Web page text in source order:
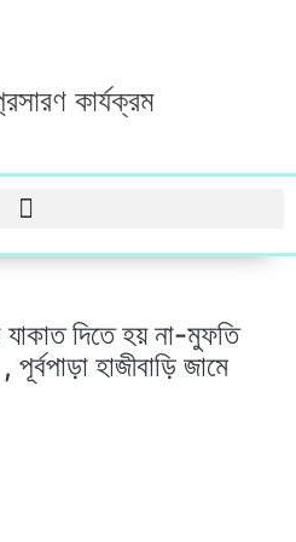
কার্যক্রম
দিতে হয় না-মুফতি
হাজীবাড়ি জামে